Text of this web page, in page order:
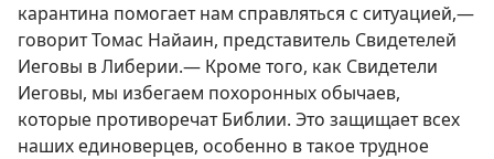
карантина помогает нам справляться с ситуацией,—
говорит Томас Найаин, представитель Свидетелей
Иеговы в Либерии.— Кроме того, как Свидетели
Иеговы, мы избегаем похоронных обычаев,
которые противоречат Библии. Это защищает всех
наших единоверцев, особенно в такое трудное